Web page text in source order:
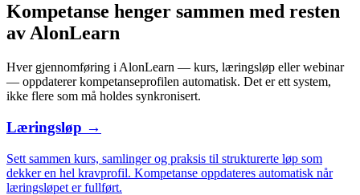
Kompetanse henger sammen med resten
av AlonLearn
Hver gjennomføring i AlonLearn — kurs, læringsløp eller webinar
— oppdaterer kompetanseprofilen automatisk. Det er ett system,
ikke flere som må holdes synkronisert.
Læringsløp →
Sett sammen kurs, samlinger og praksis til strukturerte løp som
dekker en hel kravprofil. Kompetanse oppdateres automatisk når
læringsløpet er fullført.